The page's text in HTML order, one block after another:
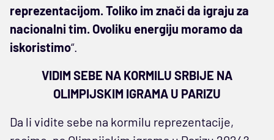
reprezentacijom. Toliko im znači da igraju za
nacionalni tim. Ovoliku energiju moramo da
iskoristimo“.
VIDIM SEBE NA KORMILU SRBIJE NA
OLIMPIJSKIM IGRAMA U PARIZU
Da li vidite sebe na kormilu reprezentacije,